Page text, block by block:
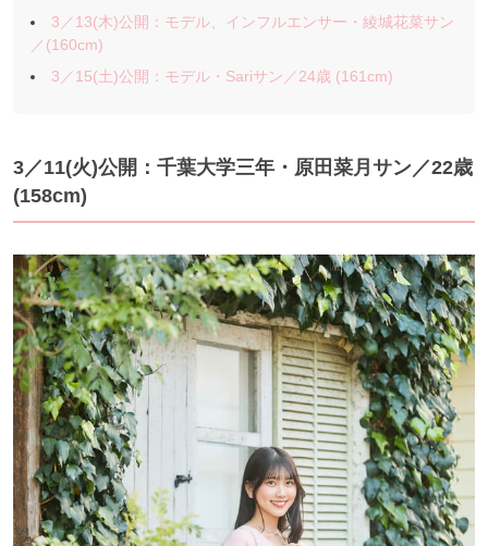
3／13(木)公開：モデル、インフルエンサー・綾城花菜サン
／(160cm)
3／15(土)公開：モデル・Sariサン／24歳 (161cm)
3／11(火)公開：千葉大学三年・原田菜月サン ／22歳
(158cm)